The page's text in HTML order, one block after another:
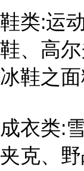
鞋类:运
鞋、高
冰鞋之面
成衣类:
夹克、